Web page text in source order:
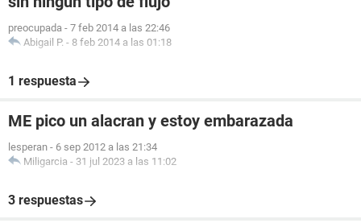
preocupada - 7 feb 2014 a las 22:46
Abigail P. - 8 feb 2014 a las 01:18
1 respuesta
ME pico un alacran y estoy embarazada
lesperan - 6 sep 2012 a las 21:34
Miligarcia - 31 jul 2023 a las 11:02
3 respuestas